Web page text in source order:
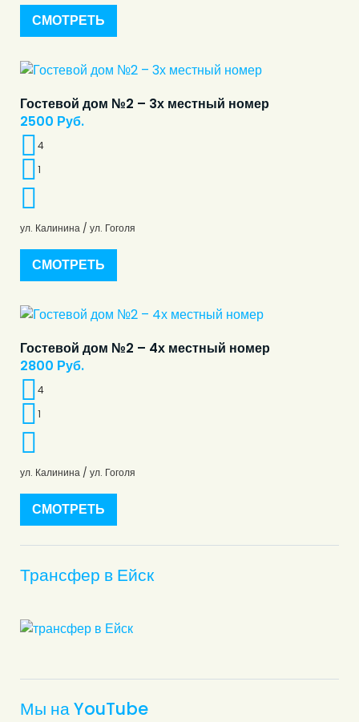
СМОТРЕТЬ
Гостевой дом №2 – 3х местный номер
2500 Руб.
4
1
ул. Калинина / ул. Гоголя
СМОТРЕТЬ
Гостевой дом №2 – 4х местный номер
2800 Руб.
4
1
ул. Калинина / ул. Гоголя
СМОТРЕТЬ
Трансфер в Ейск
Мы на YouTube